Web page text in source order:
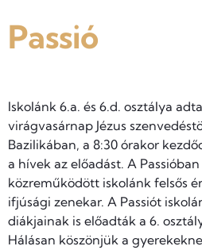
Passió
Iskolánk 6.a. és 6.d. osztálya
virágvasárnap Jézus
Bazilikában, a 8:30 órakor
a hívek az előadást. A
közreműködött iskolánk felsős
ifjúsági zenekar. A Passiót
diákjainak is előadták a 6.
Hálásan köszönjük a